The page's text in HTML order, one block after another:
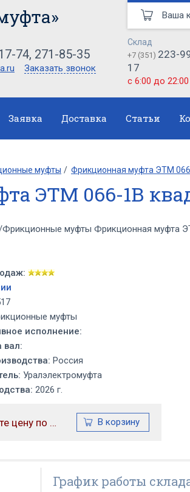
74, 271-85-35
Заказать звонок
Склад
+7 (351) 223-
17
с 6:00 до
Ваша
Заявка Доставка Статьи
муфты Фрикционная муфта ЭТМ
ЭТМ 066-1В
муфты Фрикционная муфта
муфты
исполнение:
вал:
Россия
Уралэлектромуфта
2026 г.
уточняйте цену по телефону
График работы